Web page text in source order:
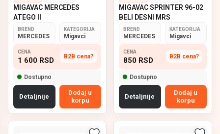
MIGAVAC MERCEDES
ATEGO II
BREND
MERCEDES
KATEGORIJA
Migavci
CENA
1 600 RSD B2B cena?
Dostupno
Detaljnije
Dodaj u
korpu
MIGAVAC SPRINTER 96-02
BELI DESNI MRS
BREND
MERCEDES
KATEGORIJA
Migavci
CENA
850 RSD B2B cena?
Dostupno
Detaljnije
Dodaj u
korpu